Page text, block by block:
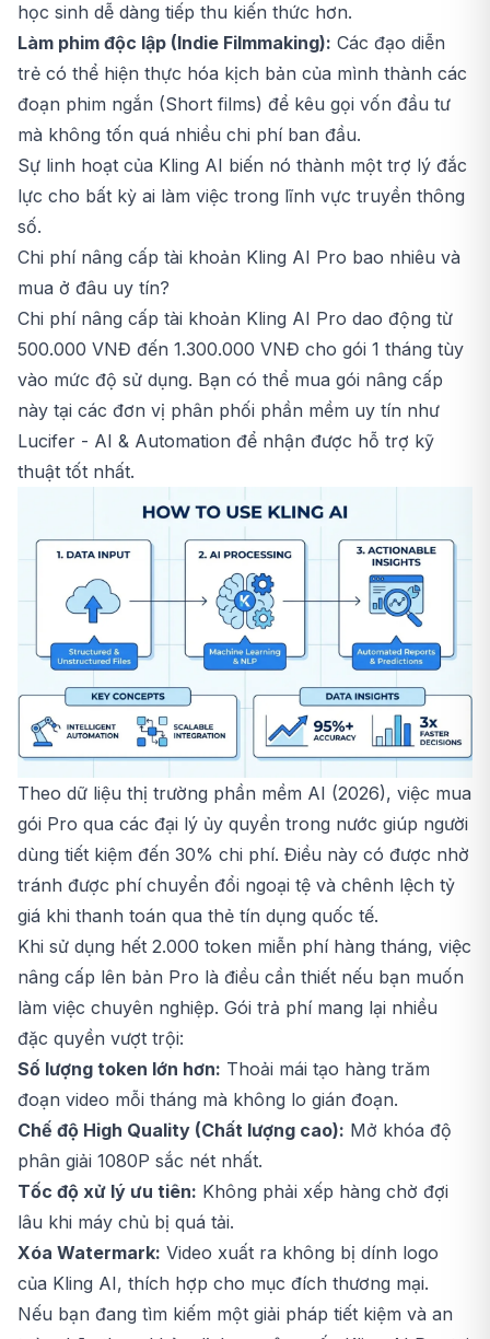
học sinh dễ dàng tiếp thu kiến thức hơn.
Làm phim độc lập (Indie Filmmaking): Các đạo diễn
trẻ có thể hiện thực hóa kịch bản của mình thành các
đoạn phim ngắn (Short films) để kêu gọi vốn đầu tư
mà không tốn quá nhiều chi phí ban đầu.
Sự linh hoạt của Kling AI biến nó thành một trợ lý đắc
lực cho bất kỳ ai làm việc trong lĩnh vực truyền thông
số.
Chi phí nâng cấp tài khoản Kling AI Pro bao nhiêu và
mua ở đâu uy tín?
Chi phí nâng cấp tài khoản Kling AI Pro dao động từ
500.000 VNĐ đến 1.300.000 VNĐ cho gói 1 tháng tùy
vào mức độ sử dụng. Bạn có thể mua gói nâng cấp
này tại các đơn vị phân phối phần mềm uy tín như
Lucifer - AI & Automation để nhận được hỗ trợ kỹ
thuật tốt nhất.
Theo dữ liệu thị trường phần mềm AI (2026), việc mua
gói Pro qua các đại lý ủy quyền trong nước giúp người
dùng tiết kiệm đến 30% chi phí. Điều này có được nhờ
tránh được phí chuyển đổi ngoại tệ và chênh lệch tỷ
giá khi thanh toán qua thẻ tín dụng quốc tế.
Khi sử dụng hết 2.000 token miễn phí hàng tháng, việc
nâng cấp lên bản Pro là điều cần thiết nếu bạn muốn
làm việc chuyên nghiệp. Gói trả phí mang lại nhiều
đặc quyền vượt trội:
Số lượng token lớn hơn: Thoải mái tạo hàng trăm
đoạn video mỗi tháng mà không lo gián đoạn.
Chế độ High Quality (Chất lượng cao): Mở khóa độ
phân giải 1080P sắc nét nhất.
Tốc độ xử lý ưu tiên: Không phải xếp hàng chờ đợi
lâu khi máy chủ bị quá tải.
Xóa Watermark: Video xuất ra không bị dính logo
của Kling AI, thích hợp cho mục đích thương mại.
Nếu bạn đang tìm kiếm một giải pháp tiết kiệm và an